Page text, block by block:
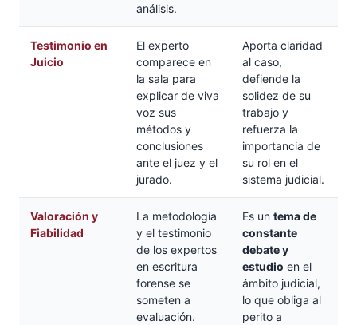
análisis.
Testimonio en
Juicio
El experto
comparece en
la sala para
explicar de viva
voz sus
métodos y
conclusiones
ante el juez y el
jurado.
Aporta claridad
al caso,
defiende la
solidez de su
trabajo y
refuerza la
importancia de
su rol en el
sistema judicial.
Valoración y
Fiabilidad
La metodología
y el testimonio
de los expertos
en escritura
forense se
someten a
evaluación.
Es un tema de
constante
debate y
estudio en el
ámbito judicial,
lo que obliga al
perito a